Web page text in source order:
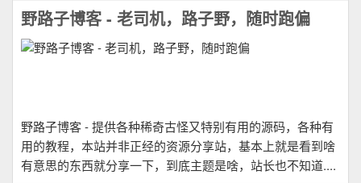
野路子博客 - 老司机，路子野，随时跑偏
野路子博客 - 提供各种稀奇古怪又特别有用的源码，各种有
用的教程，本站并非正经的资源分享站，基本上就是看到啥
有意思的东西就分享一下，到底主题是啥，站长也不知道....